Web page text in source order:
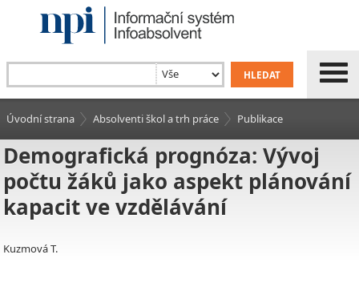
Úvodní strana Absolventi škol a trh práce Publikace
Demografická prognóza: Vývoj
počtu žáků jako aspekt plánování
kapacit ve vzdělávání
Kuzmová T.